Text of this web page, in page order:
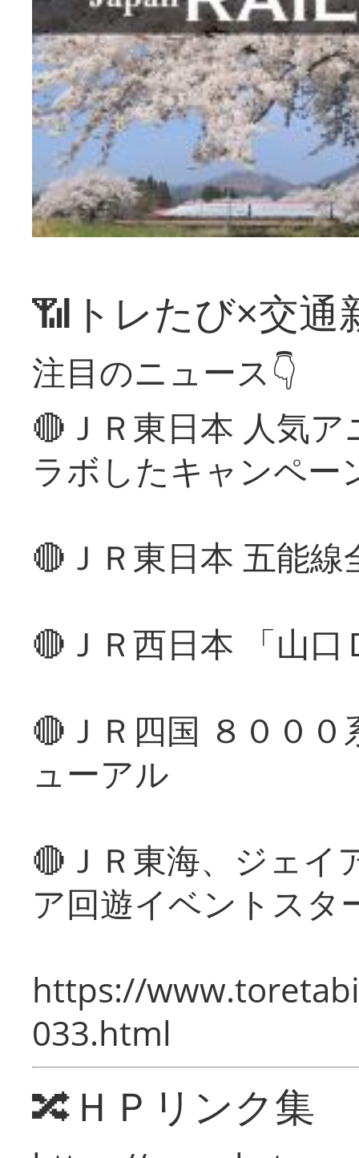
📶トレたび×交通
注目のニュース👇
🔴ＪＲ東日本 人気
ラボしたキャンペー
🔴ＪＲ東日本 五能
🔴ＪＲ西日本 「山
🔴ＪＲ四国 ８００
ューアル
🔴ＪＲ東海、ジェイ
ア回遊イベントスタ
https://
033.html
🔀ＨＰリンク集